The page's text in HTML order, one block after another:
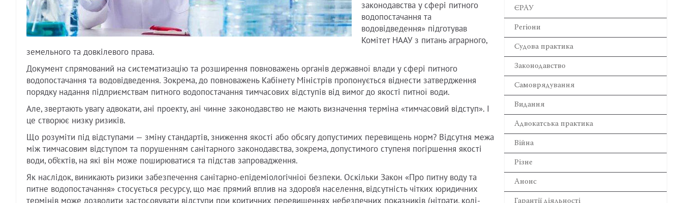
законодавства у сфері питного
водопостачання та
водовідведення» підготував
Комітет НААУ з питань аграрного,
земельного та довкілевого права.
Документ спрямований на систематизацію та розширення повноважень органів державної влади у сфері питного
водопостачання та водовідведення. Зокрема, до повноважень Кабінету Міністрів пропонується віднести затвердження
порядку надання підприємствам питного водопостачання тимчасових відступів від вимог до якості питної води.
Але, звертають увагу адвокати, ані проекту, ані чинне законодавство не мають визначення терміна «тимчасовий відступ». І
це створює низку ризиків.
Що розуміти під відступами — зміну стандартів, зниження якості або обсягу допустимих перевищень норм? Відсутня межа
між тимчасовим відступом та порушенням санітарного законодавства, зокрема, допустимого ступеня погіршення якості
води, об’єктів, на які він може поширюватися та підстав запровадження.
Як наслідок, виникають ризики забезпечення санітарно-епідеміологічніої безпеки. Оскільки Закон «Про питну воду та
питне водопостачання» стосується ресурсу, що має прямий вплив на здоров’я населення, відсутність чітких юридичних
термінів може дозволити застосовувати відступи при критичних перевищеннях небезпечних показників (нітрати, колі-
ЄРАУ
Регіони
Cудова практика
Законодавство
Самоврядування
Видання
Адвокатська практика
Війна
Різне
Анонс
Гарантії діяльності